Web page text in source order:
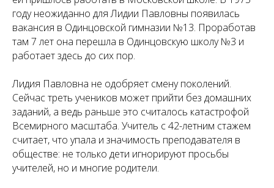
году неожиданно для Лидии Павловны появилась
вакансия в Одинцовской гимназии №13. Проработав
там 7 лет она перешла в Одинцовскую школу №3 и
работает здесь до сих пор.
Лидия Павловна не одобряет смену поколений.
Сейчас треть учеников может прийти без домашних
заданий, а ведь раньше это считалось катастрофой
Всемирного масштаба. Учитель с 42-летним стажем
считает, что упала и значимость преподавателя в
обществе: не только дети игнорируют просьбы
учителей, но и многие родители.